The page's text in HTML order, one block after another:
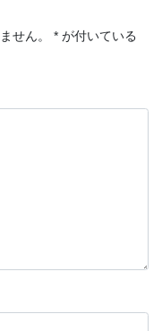
せん。 * が付いている